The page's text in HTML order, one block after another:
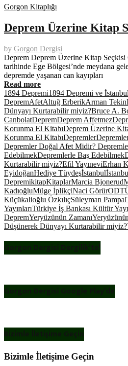
Gorgon Kitaplığı
Deprem Üzerine Kitap
by Gorgon Dergisi
Deprem Deprem Üzerine Kitap
tarihinde Ege Bölgesi’nde meydana
depremde yaşanan can kayıpları
Read more
1894 Depremi1894 Depremi ve İstanbul
DepremAfetAltuğ ErberikArman Tekin
Dünyayı Kurtarabilir miyiz?Bruce A.
CanbolatDepremDeprem Affetmez
Korunma El KitabıDeprem Üzerine
Korunma El KitabıDepremler
Depremler Doğal Afet Midir?
EdebilmekDepremlerle Baş Edebilmek
Kurtarabilir miyiz?Efil YayıneviErhan
EyidoğanHediye Tüydeşİstanbul
DepremikitapKitaplarMarcia Bjonerud
KadıoğluMüge İplikçiNaci Görür
Küçükalioğlu ÖzkılıçSüleyman Pampal
YayınlarıTürkiye İş Bankası Kültür
DepremYeryüzünün Zamanı
Düşünerek Dünyayı Kurtarabilir miyiz?
Gorgon Dergisi Dergilik’te!
Gorgon Dergisi Google Play’de
Bizimle İletişime Geçin
Bizimle İletişime Geçin